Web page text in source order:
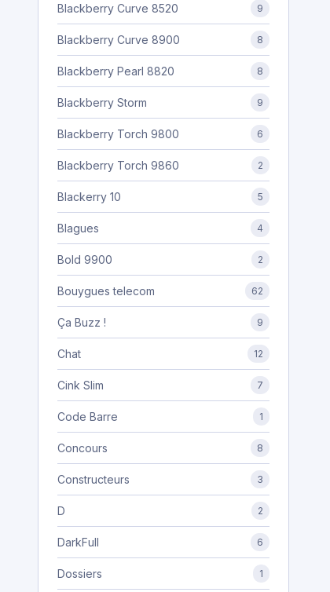
Blackberry Curve 8520 9
Blackberry Curve 8900 8
Blackberry Pearl 8820 8
Blackberry Storm 9
Blackberry Torch 9800 6
Blackberry Torch 9860 2
Blackerry 10 5
Blagues 4
Bold 9900 2
Bouygues telecom 62
Ça Buzz ! 9
Chat 12
Cink Slim 7
Code Barre 1
Concours 8
Constructeurs 3
D 2
DarkFull 6
Dossiers 1